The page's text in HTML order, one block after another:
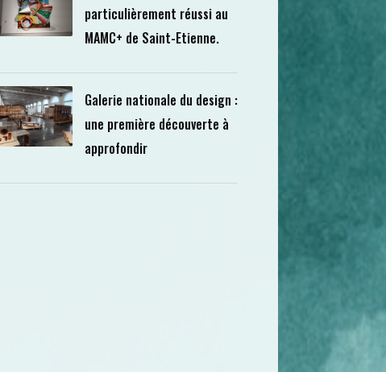
particulièrement réussi au
MAMC+ de Saint-Etienne.
Galerie nationale du design :
une première découverte à
approfondir